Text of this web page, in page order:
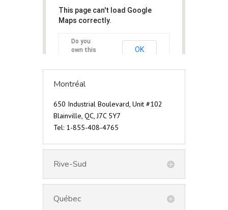
This page can't load Google
Maps correctly.
Do you
own this
OK
Montréal
650 Industrial Boulevard, Unit #102
Blainville, QC, J7C 5Y7
Tel: 1-855-408-4765
Rive-Sud
Québec